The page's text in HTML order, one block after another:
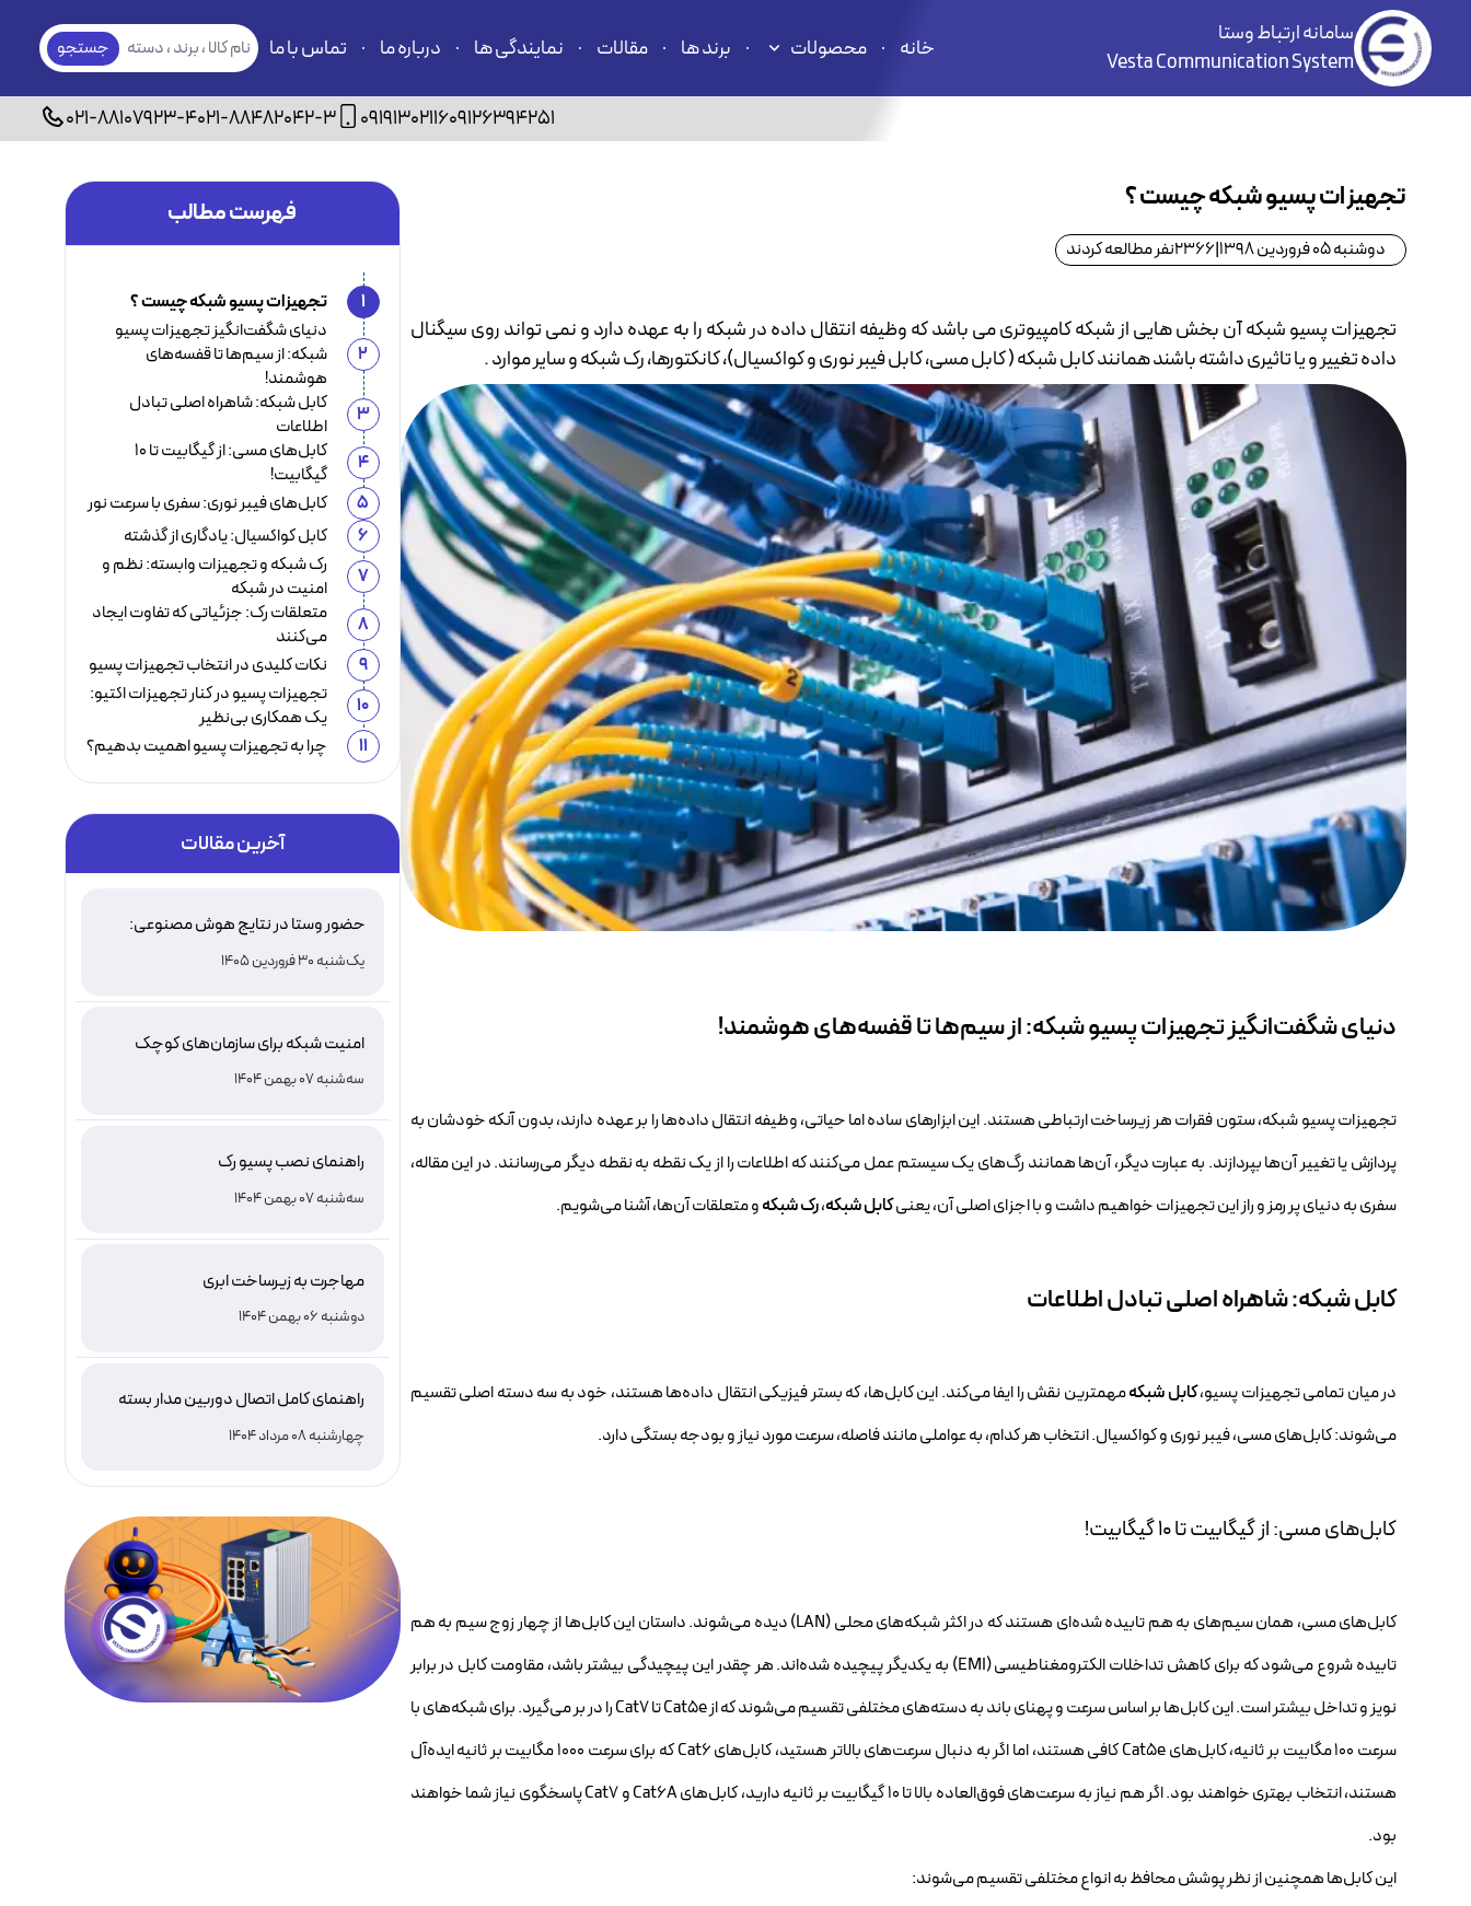
سامانه ارتباط وستا
Vesta Communication System
خانه محصولات برند ها مقالات نمایندگی ها درباره ما تماس با ما
نام کالا ، برند ، دسته
بندی
جستجو
09126394251
09191302116
021-88482042-3
021-88107923-4
تجهیزات پسیو شبکه چیست ؟
دوشنبه 05 فروردین 1398 |
2366نفر مطالعه کردند
تجهیزات پسیو شبکه آن بخش هایی از شبکه کامپیوتری می باشد که وظیفه انتقال داده در شبکه را به عهده دارد و نمی تواند روی سیگنال
داده تغییر و یا تاثیری داشته باشند همانند کابل شبکه ( کابل مسی، کابل فیبر نوری و کواکسیال)، کانکتورها، رک شبکه و سایر موارد .
دنیای شگفت‌انگیز تجهیزات پسیو شبکه: از سیم‌ها تا قفسه‌های هوشمند!
تجهیزات پسیو شبکه، ستون فقرات هر زیرساخت ارتباطی هستند. این ابزارهای ساده اما حیاتی، وظیفه انتقال داده‌ها را بر عهده دارند، بدون آنکه خودشان به
پردازش یا تغییر آن‌ها بپردازند. به عبارت دیگر، آن‌ها همانند رگ‌های یک سیستم عمل می‌کنند که اطلاعات را از یک نقطه به نقطه دیگر می‌رسانند. در این مقاله،
سفری به دنیای پر رمز و راز این تجهیزات خواهیم داشت و با اجزای اصلی آن، یعنیکابل شبکه،رک شبکهو متعلقات آن‌ها، آشنا می‌شویم.
کابل شبکه: شاهراه اصلی تبادل اطلاعات
در میان تمامی تجهیزات پسیو،کابل شبکهمهمترین نقش را ایفا می‌کند. این کابل‌ها، که بستر فیزیکی انتقال داده‌ها هستند، خود به سه دسته اصلی تقسیم
می‌شوند: کابل‌های مسی، فیبر نوری و کواکسیال. انتخاب هر کدام، به عواملی مانند فاصله، سرعت مورد نیاز و بودجه بستگی دارد.
کابل‌های مسی: از گیگابیت تا ۱۰ گیگابیت!
کابل‌های مسی، همان سیم‌های به هم تابیده شده‌ای هستند که در اکثر شبکه‌های محلی (LAN) دیده می‌شوند. داستان این کابل‌ها از چهار زوج سیم به هم
تابیده شروع می‌شود که برای کاهش تداخلات الکترومغناطیسی (EMI) به یکدیگر پیچیده شده‌اند. هر چقدر این پیچیدگی بیشتر باشد، مقاومت کابل در برابر
نویز و تداخل بیشتر است. این کابل‌ها بر اساس سرعت و پهنای باند به دسته‌های مختلفی تقسیم می‌شوند که از Cat5e تا Cat7 را در بر می‌گیرد. برای شبکه‌های با
سرعت ۱۰۰ مگابیت بر ثانیه، کابل‌های Cat5e کافی هستند، اما اگر به دنبال سرعت‌های بالاتر هستید، کابل‌های Cat6 که برای سرعت ۱۰۰۰ مگابیت بر ثانیه ایده‌آل
هستند، انتخاب بهتری خواهند بود. اگر هم نیاز به سرعت‌های فوق‌العاده بالا تا ۱۰ گیگابیت بر ثانیه دارید، کابل‌های Cat6A و Cat7 پاسخگوی نیاز شما خواهند
بود.
این کابل‌ها همچنین از نظر پوشش محافظ به انواع مختلفی تقسیم می‌شوند:
فهرست مطالب
1
تجهیزات پسیو شبکه چیست ؟
2
دنیای شگفت‌انگیز تجهیزات پسیو
شبکه: از سیم‌ها تا قفسه‌های
هوشمند!
3
کابل شبکه: شاهراه اصلی تبادل
اطلاعات
4
کابل‌های مسی: از گیگابیت تا ۱۰
گیگابیت!
5
کابل‌های فیبر نوری: سفری با سرعت نور
6
کابل کواکسیال: یادگاری از گذشته
7
رک شبکه و تجهیزات وابسته: نظم و
امنیت در شبکه
8
متعلقات رک: جزئیاتی که تفاوت ایجاد
می‌کنند
9
نکات کلیدی در انتخاب تجهیزات پسیو
10
تجهیزات پسیو در کنار تجهیزات اکتیو:
یک همکاری بی‌نظیر
11
چرا به تجهیزات پسیو اهمیت بدهیم؟
آخرین مقالات
حضور وستا در نتایج هوش مصنوعی:
اعتباری که ماشین‌ها هم آن را تأیید
می‌کنند
یک‌شنبه 30 فروردین 1405
امنیت شبکه برای سازمان‌های کوچک
سه‌شنبه 07 بهمن 1404
راهنمای نصب پسیو رک
سه‌شنبه 07 بهمن 1404
مهاجرت به زیرساخت ابری
دوشنبه 06 بهمن 1404
راهنمای کامل اتصال دوربین مدار بسته
به موبایل و کامپیوتر برای نظارت
هوشمند و امن
چهارشنبه 08 مرداد 1404